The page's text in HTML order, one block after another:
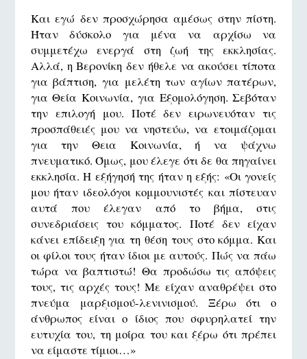
Και εγώ δεν προσχώρησα αμέσως στην πίστη.
Ήταν δύσκολο για μένα να αρχίσω να
συμμετέχω ενεργά στη ζωή της εκκλησίας.
Αλλά, η Βερονίκη δεν ήθελε να ακούσει τίποτα
για βάπτιση, για μελέτη των αγίων πατέρων,
για Θεία Κοινωνία, για Εξομολόγηση. Σεβόταν
την επιλογή μου. Ποτέ δεν ειρωνευόταν τις
προσπάθειές μου να νηστεύω, να ετοιμάζομαι
για την Θεια Κοινωνία, ή να ψάχνω
πνευματικό. Όμως, μου έλεγε ότι δε θα πηγαίνει
εκκλησία. Η εξήγησή της ήταν η εξής: «Οι γονείς
μου ήταν ιδεολόγοι κομμουνιστές και πίστευαν
αυτά που έλεγαν από το βήμα, στις
συνεδριάσεις του κόμματος. Ποτέ δεν είχαν
κάνει επίδειξη για τη θέση τους στο κόμμα. Και
οι φίλοι τους ήταν ίδιοι με αυτούς. Πώς να πάω
τώρα να βαπτιστώ! Θα προδώσω τις απόψεις
τους, τις αρχές τους! Με είχαν αναθρέψει στο
πνεύμα μαρξισμού-λενινισμού. Ξέρω ότι ο
άνθρωπος είναι ο ίδιος που σφυρηλατεί την
ευτυχία του, τη μοίρα του και ξέρω ότι πρέπει
να είμαστε τίμιοι…»